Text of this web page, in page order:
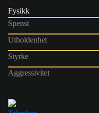
Fysikk
Spenst
Utholdenhet
Styrke
Aggressivitet